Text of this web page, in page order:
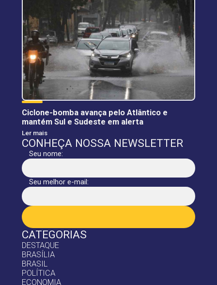
CATEGORIAS
DESTAQUE
BRASÍLIA
BRASIL
POLÍTICA
ECONOMIA
Ciclone-bomba avança pelo Atlântico e
mantém Sul e Sudeste em alerta
Ler mais
CONHEÇA NOSSA NEWSLETTER
Seu nome:
Seu melhor e-mail: